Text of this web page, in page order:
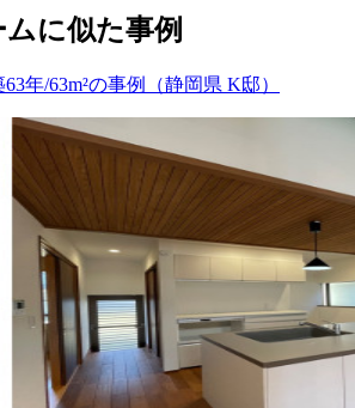
に似た事例
年/63m²の事例（静岡県 K邸）